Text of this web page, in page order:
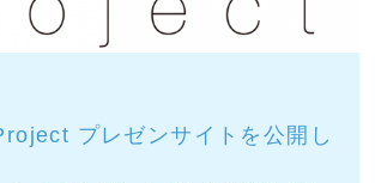
プレゼンサイトを公開し